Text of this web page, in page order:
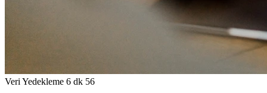
Veri Yedekleme 6 dk 56